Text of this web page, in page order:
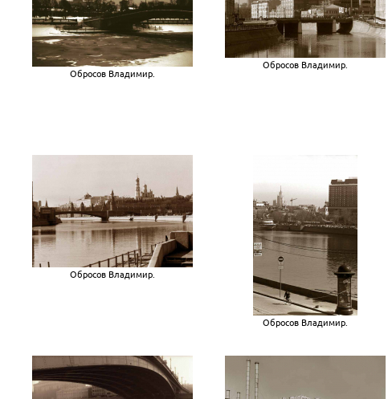
Обросов Владимир.
Обросов Владимир.
Обросов Владимир.
Обросов Владимир.